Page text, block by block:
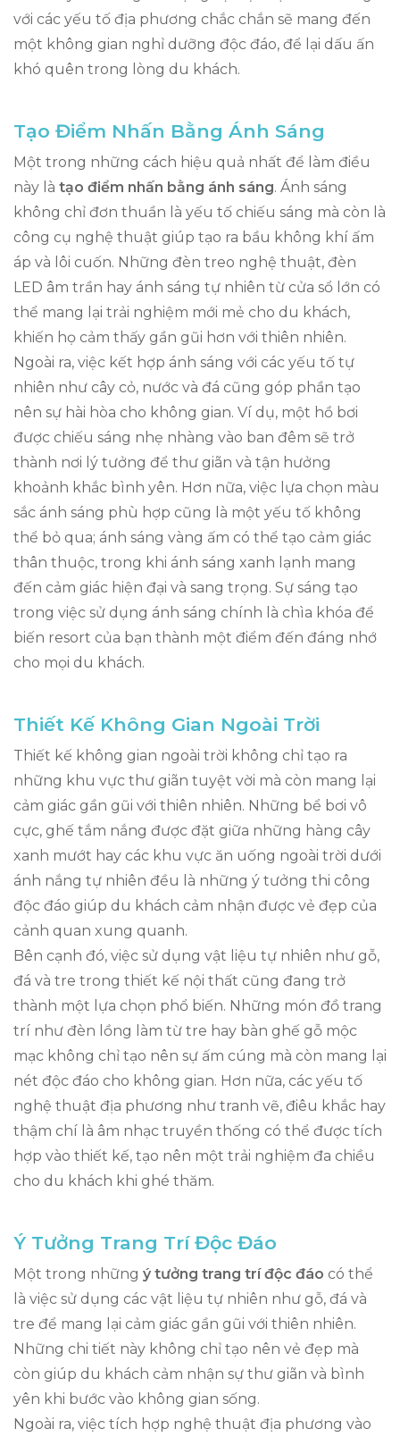
với các yếu tố địa phương chắc chắn sẽ mang đến
một không gian nghỉ dưỡng độc đáo, để lại dấu ấn
khó quên trong lòng du khách.
Tạo Điểm Nhấn Bằng Ánh Sáng
Một trong những cách hiệu quả nhất để làm điều
này là tạo điểm nhấn bằng ánh sáng. Ánh sáng
không chỉ đơn thuần là yếu tố chiếu sáng mà còn là
công cụ nghệ thuật giúp tạo ra bầu không khí ấm
áp và lôi cuốn. Những đèn treo nghệ thuật, đèn
LED âm trần hay ánh sáng tự nhiên từ cửa sổ lớn có
thể mang lại trải nghiệm mới mẻ cho du khách,
khiến họ cảm thấy gần gũi hơn với thiên nhiên.
Ngoài ra, việc kết hợp ánh sáng với các yếu tố tự
nhiên như cây cỏ, nước và đá cũng góp phần tạo
nên sự hài hòa cho không gian. Ví dụ, một hồ bơi
được chiếu sáng nhẹ nhàng vào ban đêm sẽ trở
thành nơi lý tưởng để thư giãn và tận hưởng
khoảnh khắc bình yên. Hơn nữa, việc lựa chọn màu
sắc ánh sáng phù hợp cũng là một yếu tố không
thể bỏ qua; ánh sáng vàng ấm có thể tạo cảm giác
thân thuộc, trong khi ánh sáng xanh lạnh mang
đến cảm giác hiện đại và sang trọng. Sự sáng tạo
trong việc sử dụng ánh sáng chính là chìa khóa để
biến resort của bạn thành một điểm đến đáng nhớ
cho mọi du khách.
Thiết Kế Không Gian Ngoài Trời
Thiết kế không gian ngoài trời không chỉ tạo ra
những khu vực thư giãn tuyệt vời mà còn mang lại
cảm giác gần gũi với thiên nhiên. Những bể bơi vô
cực, ghế tắm nắng được đặt giữa những hàng cây
xanh mướt hay các khu vực ăn uống ngoài trời dưới
ánh nắng tự nhiên đều là những ý tưởng thi công
độc đáo giúp du khách cảm nhận được vẻ đẹp của
cảnh quan xung quanh.
Bên cạnh đó, việc sử dụng vật liệu tự nhiên như gỗ,
đá và tre trong thiết kế nội thất cũng đang trở
thành một lựa chọn phổ biến. Những món đồ trang
trí như đèn lồng làm từ tre hay bàn ghế gỗ mộc
mạc không chỉ tạo nên sự ấm cúng mà còn mang lại
nét độc đáo cho không gian. Hơn nữa, các yếu tố
nghệ thuật địa phương như tranh vẽ, điêu khắc hay
thậm chí là âm nhạc truyền thống có thể được tích
hợp vào thiết kế, tạo nên một trải nghiệm đa chiều
cho du khách khi ghé thăm.
Ý Tưởng Trang Trí Độc Đáo
Một trong những ý tưởng trang trí độc đáo có thể
là việc sử dụng các vật liệu tự nhiên như gỗ, đá và
tre để mang lại cảm giác gần gũi với thiên nhiên.
Những chi tiết này không chỉ tạo nên vẻ đẹp mà
còn giúp du khách cảm nhận sự thư giãn và bình
yên khi bước vào không gian sống.
Ngoài ra, việc tích hợp nghệ thuật địa phương vào